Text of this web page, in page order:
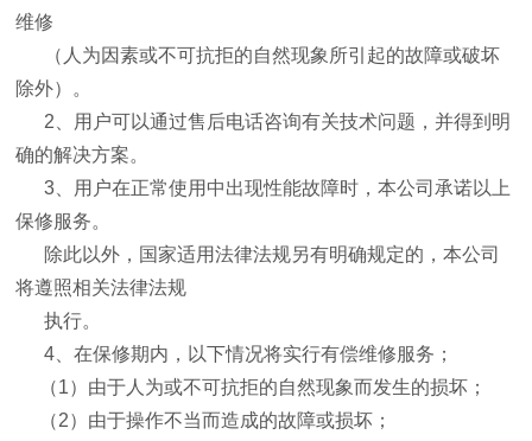
维修
（人为因素或不可抗拒的自然现象所引起的故障或破坏
除外）。
2 、用户可以通过售后电话咨询有关技术问题，并得到明
确的解决方案。
3 、用户在正常使用中出现性能故障时，本公司承诺以上
保修服务。
除此以外，国家适用法律法规另有明确规定的，本公司
将遵照相关法律法规
执行。
4 、在保修期内，以下情况将实行有偿维修服务；
（1）由于人为或不可抗拒的自然现象而发生的损坏；
（2）由于操作不当而造成的故障或损坏；